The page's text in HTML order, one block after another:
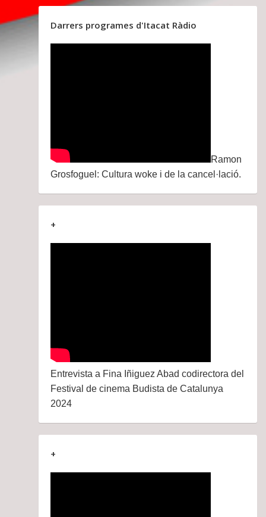
Darrers programes d'Itacat Ràdio
Ramon
Grosfoguel: Cultura woke i de la cancel·lació.
+
Entrevista a Fina Iñiguez Abad codirectora del
Festival de cinema Budista de Catalunya
2024
+